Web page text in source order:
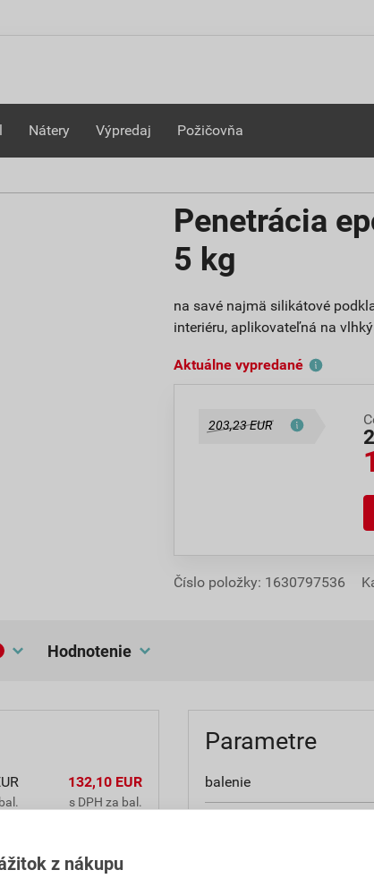
Nátery Výpredaj Požičovňa
Penetrácia
5 kg
na savé najmä silikátové
interiéru, aplikovateľná na
Aktuálne vypredané
203,23 EUR
Číslo položky: 1630797536
hodnotenie
132,10 EUR
s DPH za bal.
s DPH za bal.
Parametre
balenie
z nákupu